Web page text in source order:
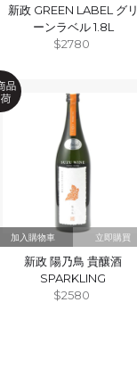
新政 GREEN LABEL グリ
ーンラベル 1.8L
$2780
立即購買
新政 陽乃鳥 貴釀酒
SPARKLING
$2580